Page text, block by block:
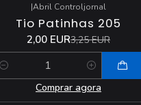
DESCONTO
|Abril Controljornal
Tio Patinhas 205
2,00 EUR3,25 EUR
Quantidade
Comprar agora